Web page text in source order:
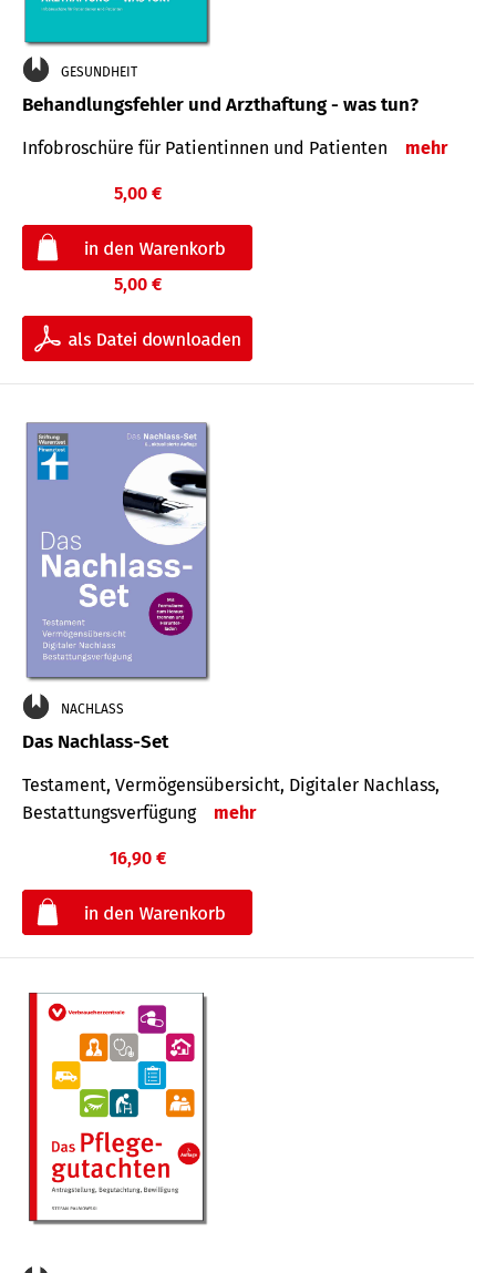
GESUNDHEIT
Behandlungsfehler und Arzthaftung - was tun?
Infobroschüre für Patientinnen und Patienten mehr
5,00 €
5,00 €
NACHLASS
Das Nachlass-Set
Testament, Vermögens­übersicht, Digitaler Nach­lass,
Bestat­tungs­ver­fügung
mehr
16,90 €